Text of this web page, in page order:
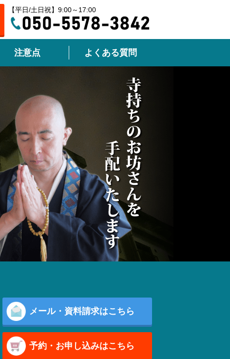
【平日/土日祝】9:00～17:00
注意点 よくある質問
メール・資料請求はこちら
予約・お申し込みはこちら